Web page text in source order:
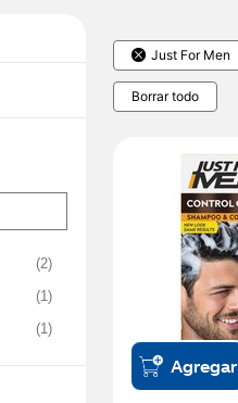
(2)
(1)
(1)
Just For Men
Borrar todo
Agregar